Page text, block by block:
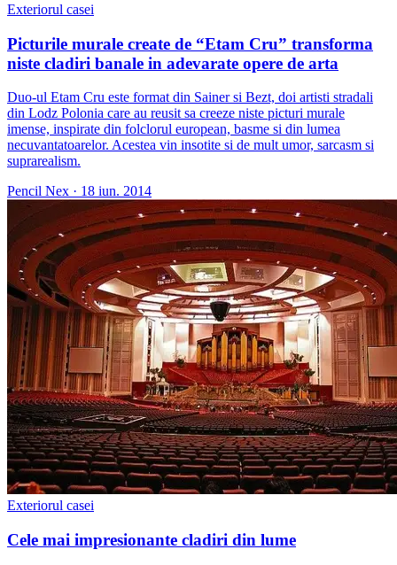
Exteriorul casei
Picturile murale create de “Etam Cru” transforma
niste cladiri banale in adevarate opere de arta
Duo-ul Etam Cru este format din Sainer si Bezt, doi artisti stradali
din Lodz Polonia care au reusit sa creeze niste picturi murale
imense, inspirate din folclorul european, basme si din lumea
necuvantatoarelor. Acestea vin insotite si de mult umor, sarcasm si
suprarealism.
Pencil Nex · 18 iun. 2014
Exteriorul casei
Cele mai impresionante cladiri din lume